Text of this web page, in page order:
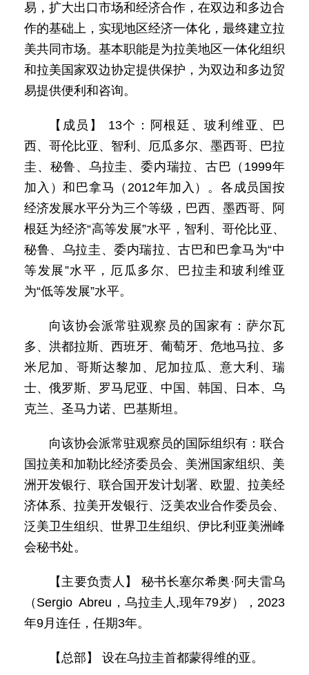
易，扩大出口市场和经济合作，在双边和多边合
作的基础上，实现地区经济一体化，最终建立拉
美共同市场。基本职能是为拉美地区一体化组织
和拉美国家双边协定提供保护，为双边和多边贸
易提供便利和咨询。
【成员】 13个：阿根廷、玻利维亚、巴
西、哥伦比亚、智利、厄瓜多尔、墨西哥、巴拉
圭、秘鲁、乌拉圭、委内瑞拉、古巴（1999年
加入）和巴拿马（2012年加入）。各成员国按
经济发展水平分为三个等级，巴西、墨西哥、阿
根廷为经济“高等发展”水平，智利、哥伦比亚、
秘鲁、乌拉圭、委内瑞拉、古巴和巴拿马为“中
等发展”水平，厄瓜多尔、巴拉圭和玻利维亚
为“低等发展”水平。
向该协会派常驻观察员的国家有：萨尔瓦
多、洪都拉斯、西班牙、葡萄牙、危地马拉、多
米尼加、哥斯达黎加、尼加拉瓜、意大利、瑞
士、俄罗斯、罗马尼亚、中国、韩国、日本、乌
克兰、圣马力诺、巴基斯坦。
向该协会派常驻观察员的国际组织有：联合
国拉美和加勒比经济委员会、美洲国家组织、美
洲开发银行、联合国开发计划署、欧盟、拉美经
济体系、拉美开发银行、泛美农业合作委员会、
泛美卫生组织、世界卫生组织、伊比利亚美洲峰
会秘书处。
【主要负责人】 秘书长塞尔希奥·阿夫雷乌
（Sergio Abreu，乌拉圭人,现年79岁），2023
年9月连任，任期3年。
【总部】 设在乌拉圭首都蒙得维的亚。